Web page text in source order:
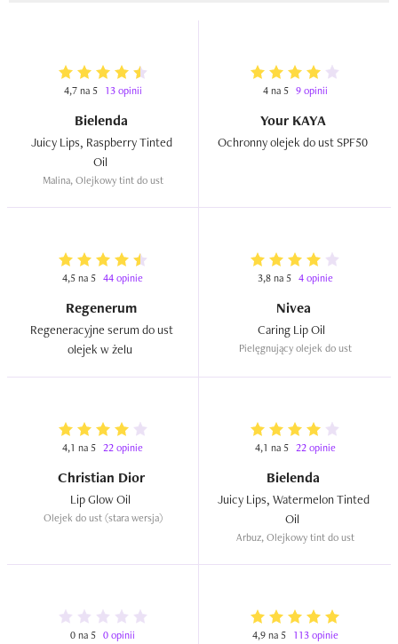
4,7 na 5 13 opinii
Bielenda
Juicy Lips, Raspberry Tinted
Malina, Olejkowy tint do ust
4 na 5 9 opinii
Your KAYA
4,5 na 5 44 opinie
Regenerum
Regeneracyjne serum do ust
3,8 na 5 4 opinie
Nivea
Pielęgnujący olejek do ust
4,1 na 5 22 opinie
Christian Dior
Olejek do ust (stara wersja)
4,1 na 5 22 opinie
Bielenda
Juicy Lips, Watermelon Tinted
Arbuz, Olejkowy tint do ust
0 na 5 0 opinii 4,9 na 5 113 opinie